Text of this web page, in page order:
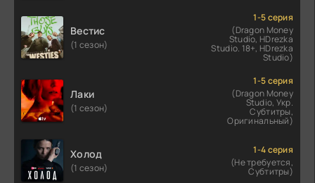
Вестис
(1 сезон)
1-5 серия
(Dragon Money
Studio, HDrezka
Studio. 18+, HDrezka
Studio)
Лаки
(1 сезон)
1-5 серия
(Dragon Money
Studio, Укр.
Субтитры,
Оригинальный)
Холод
(1 сезон)
1-4 серия
(Не требуется,
Субтитры)